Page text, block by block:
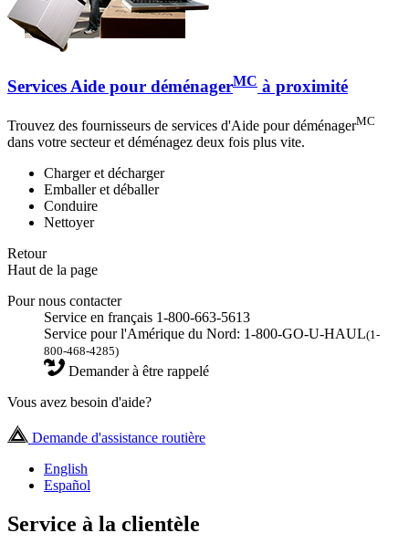
Services Aide pour déménagerMC à proximité
Trouvez des fournisseurs de services d'Aide pour déménagerMC
dans votre secteur et déménagez deux fois plus vite.
Charger et décharger
Emballer et déballer
Conduire
Nettoyer
Retour
Haut de la page
Pour nous contacter
Service en français 1-800-663-5613
Service pour l'Amérique du Nord: 1-800-GO-U-HAUL(1-
800-468-4285)
Demander à être rappelé
Vous avez besoin d'aide?
Demande d'assistance routière
English
Español
Service à la clientèle